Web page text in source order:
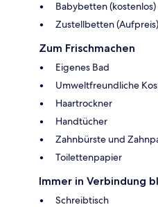
Babybetten (kostenlos)
Zustellbetten (Aufpreis)
Zum Frischmachen
Eigenes Bad
Umweltfreundliche
Haartrockner
Handtücher
Zahnbürste und
Toilettenpapier
Immer in Verbindung
Schreibtisch